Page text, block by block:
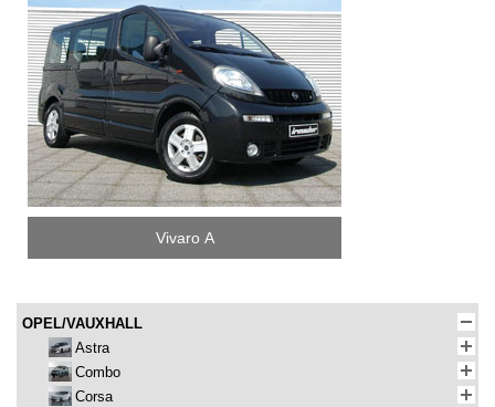
Vivaro A
OPEL/VAUXHALL
Astra
Combo
Corsa